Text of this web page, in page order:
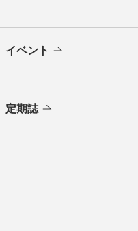
イベント
定期誌